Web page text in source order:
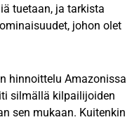
tuetaan, ja tarkista
johon olet
hinnoittelu Amazonissa
silmällä kilpailijoiden
sen mukaan. Kuitenkin